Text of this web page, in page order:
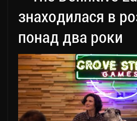
знаходилася в
понад два роки